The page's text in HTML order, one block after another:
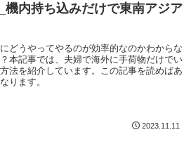
機内持ち込みだけで東南アジア
どうやってやるのが効率的なのかわからな
本記事では、夫婦で海外に手荷物だけでい
法を紹介しています。この記事を読めばあ
ります。
2023.11.11